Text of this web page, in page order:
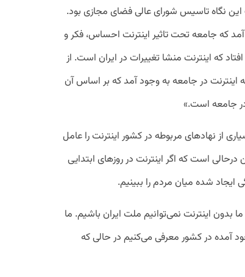
این نگاه تاسیس شورای عالی فضای مجازی بود.
که جامعه تحت تاثیر اینترنت احساس، فکر و
که اینترنت منشا تغییرات در ایران است. از
نسبت به اینترنت در جامعه به وجود آمد که بر اساس آن
در جامعه است.»
می‌شود که بسیاری از نهادهای مربوطه در کشور اینترنت را عامل
است که اگر اینترنت در روزهای ابتدایی
شده میان مردم را ببینیم.
او می‌گوید:«همچنین امروزه و در سال ۲۰۲۵ ما بدون اینترنت نمی‌توانیم ملت ایران باشیم. ما
آمده در کشور معرفی می‌کنیم در حالی که